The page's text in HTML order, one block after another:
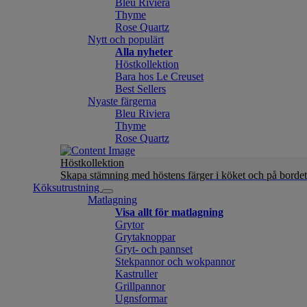
Bleu Riviera
Thyme
Rose Quartz
Nytt och populärt
Alla nyheter
Höstkollektion
Bara hos Le Creuset
Best Sellers
Nyaste färgerna
Bleu Riviera
Thyme
Rose Quartz
Höstkollektion
Skapa stämning med höstens färger i köket och på
Köksutrustning
Matlagning
Visa allt för matlagning
Grytor
Grytaknoppar
Gryt- och pannset
Stekpannor och wokpannor
Kastruller
Grillpannor
Ugnsformar